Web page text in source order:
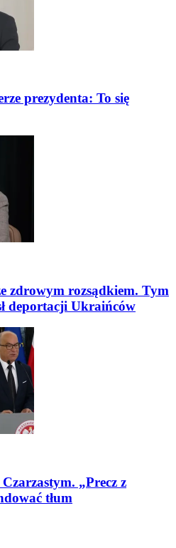
prezydenta: To się
zdrowym rozsądkiem. Tym
deportacji Ukraińców
„Precz z
tłum